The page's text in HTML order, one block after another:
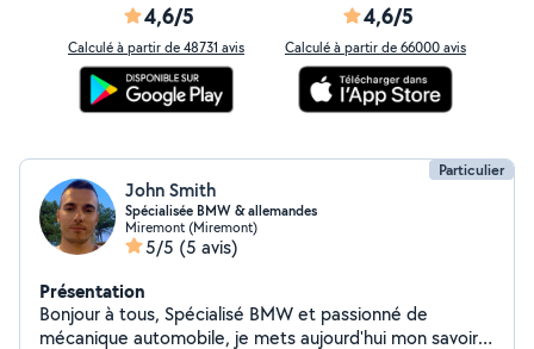
4,6/5
Calculé à partir de 48731 avis
4,6/5
Calculé à partir de 66000 avis
Particulier
John Smith
Spécialisée BMW & allemandes
Miremont (Miremont)
5/5 (5 avis)
Présentation
Bonjour à tous, Spécialisé BMW et passionné de
mécanique automobile, je mets aujourd'hui mon savoir-